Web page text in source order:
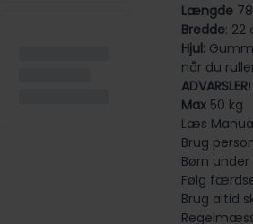
Længde
Bredde: 22
Hjul:
når du
ADVARSLER!
Max 50 kg
Læs
Brug
Børn
Følg
Brug altid